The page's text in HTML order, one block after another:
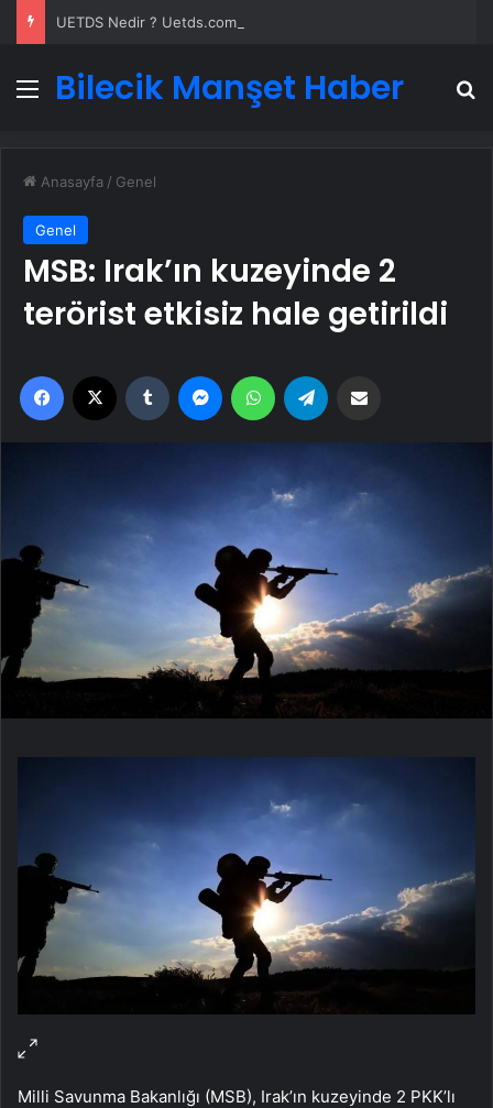
Menü
Bilecik Manşet Haber
Anasayfa / Genel
Genel
MSB: Irak’ın kuzeyinde 2
terörist etkisiz hale getirildi
Facebook Tumblr MessengerWhatsApp
Milli Savunma Bakanlığı (MSB), Irak’ın kuzeyinde 2 PKK’lı